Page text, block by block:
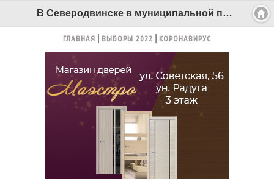
В Северодвинске в муниципальной прачечной «Белоснежка» систематически задерживают зарплату - Беломорканал Северодвинск tv29.ru
ГЛАВНАЯ ВЫБОРЫ 2022 КОРОНАВИРУС